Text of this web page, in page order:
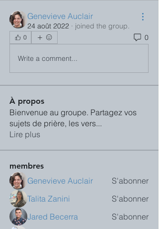
Genevieve Auclair
24 août 2022 · joined the group.
0 0
Write a comment...
À propos
Bienvenue au groupe. Partagez vos
sujets de prière, les vers...
Lire plus
membres
Genevieve Auclair
S'abonner
Talita Zanini
S'abonner
Jared Becerra
S'abonner